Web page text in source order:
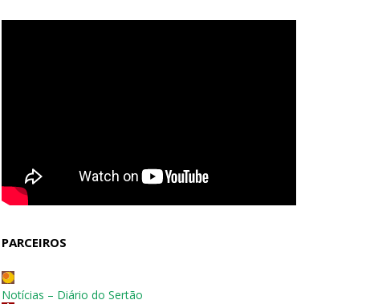
PARCEIROS
Notícias – Diário do Sertão